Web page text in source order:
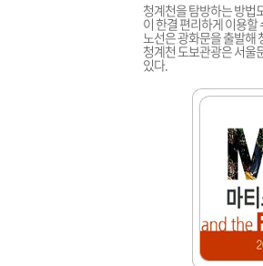
청계천을 탐방하는 방법
이 한결 편리하게 이용할
노선은 광화문을 출발해
청계천 도보관광은 서울
있다.